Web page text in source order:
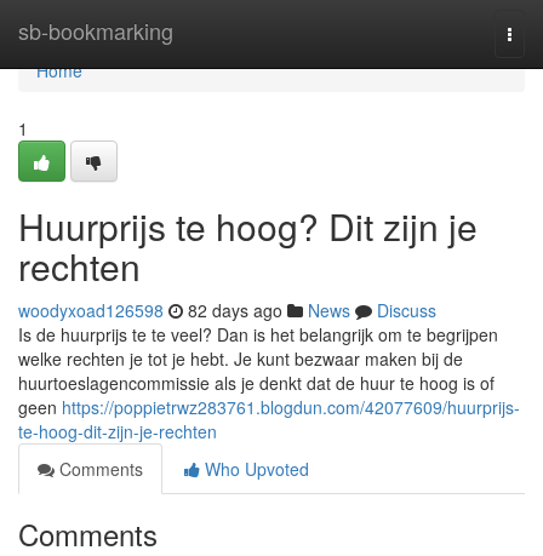
sb-bookmarking
Home
Home
1
Huurprijs te hoog? Dit zijn je
rechten
woodyxoad126598 82 days ago News
Discuss
Is de huurprijs te te veel? Dan is het belangrijk om te begrijpen
welke rechten je tot je hebt. Je kunt bezwaar maken bij de
huurtoeslagencommissie als je denkt dat de huur te hoog is of
geen https://poppietrwz283761.blogdun.com/42077609/huurprijs-
te-hoog-dit-zijn-je-rechten
Comments
Who Upvoted
Comments